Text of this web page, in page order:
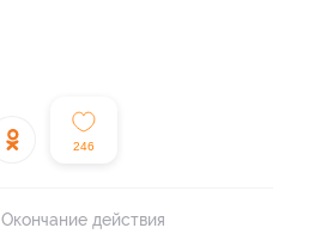
246
Окончание действия